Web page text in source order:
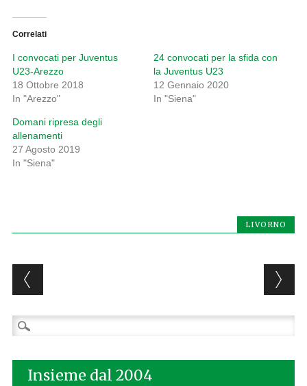
Correlati
I convocati per Juventus
U23-Arezzo
18 Ottobre 2018
In "Arezzo"
24 convocati per la sfida con
la Juventus U23
12 Gennaio 2020
In "Siena"
Domani ripresa degli
allenamenti
27 Agosto 2019
In "Siena"
LIVORNO
Post navigation
Ricerca
per:
Insieme dal 2004